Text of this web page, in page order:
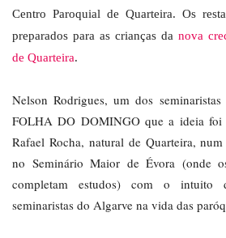
Centro Paroquial de Quarteira. Os
preparados para as crianças da nova
de Quarteira.
Nelson Rodrigues, um dos
FOLHA DO DOMINGO que a ideia foi
Rafael Rocha, natural de Quarteira,
no Seminário Maior de Évora (onde
completam estudos) com o intuito
seminaristas do Algarve na vida das